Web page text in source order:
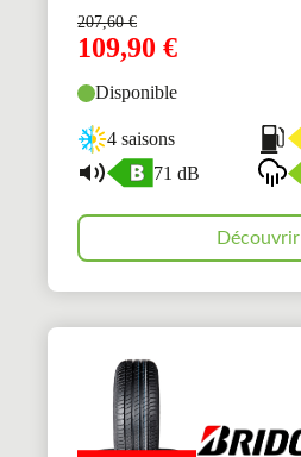
207,60€
109,90 €
Disponible
4 saisons
71 dB
Découvrir